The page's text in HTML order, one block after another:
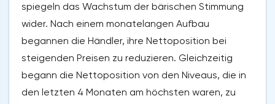
spiegeln das Wachstum der bärischen Stimmung
wider. Nach einem monatelangen Aufbau
begannen die Händler, ihre Nettoposition bei
steigenden Preisen zu reduzieren. Gleichzeitig
begann die Nettoposition von den Niveaus, die in
den letzten 4 Monaten am höchsten waren, zu